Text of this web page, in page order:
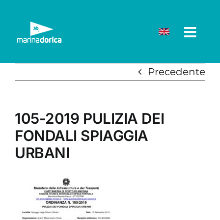
contenuto
Precedente
105-2019 PULIZIA DEI
FONDALI SPIAGGIA
URBANI